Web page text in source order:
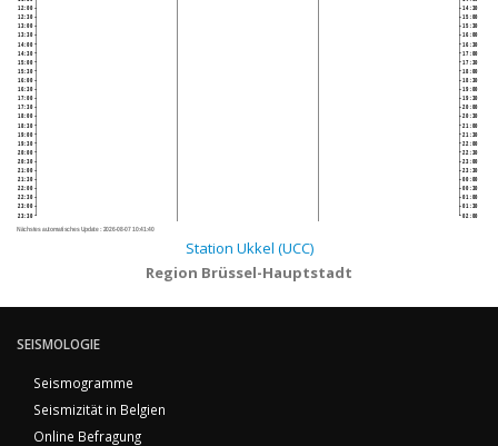
12:00
12:30
13:00
13:30
14:00
14:30
15:00
15:30
16:00
16:30
17:00
17:30
18:00
18:30
19:00
19:30
20:00
20:30
21:00
21:30
22:00
22:30
23:00
23:30
14:30
15:00
15:30
16:00
16:30
17:00
17:30
18:00
18:30
19:00
19:30
20:00
20:30
21:00
21:30
22:00
22:30
23:00
23:30
00:00
00:30
01:00
01:30
02:00
Nächstes automatisches Update : 2026-08-07 10:41:40
Station Ukkel (UCC)
Region Brüssel-Hauptstadt
SEISMOLOGIE
Seismogramme
Seismizität in Belgien
Online Befragung